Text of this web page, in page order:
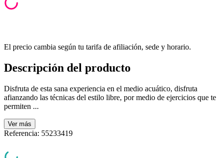
El precio cambia según tu tarifa de afiliación, sede y horario.
Descripción del producto
Disfruta de esta sana experiencia en el medio acuático, disfruta
afianzando las técnicas del estilo libre, por medio de ejercicios que te
permiten ...
Ver más
Referencia: 55233419